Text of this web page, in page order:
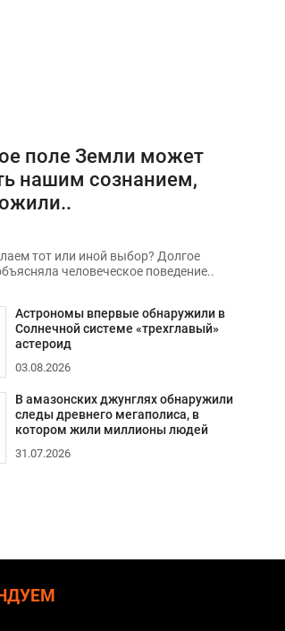
поле Земли может
нашим сознанием,
тот или иной выбор? Долгое
человеческое поведение..
Астрономы впервые обнаружили в
Солнечной системе «трехглавый»
астероид
03.08.2026
В амазонских джунглях обнаружили
следы древнего мегаполиса, в
котором жили миллионы людей
31.07.2026